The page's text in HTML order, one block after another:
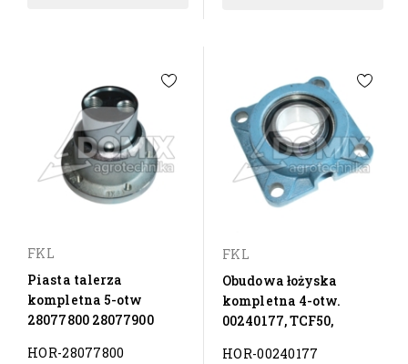
FKL
Piasta talerza
kompletna 5-otw
28077800 28077900
HOR-28077800
FKL
Obudowa łożyska
kompletna 4-otw.
00240177, TCF50,
HOR-00240177